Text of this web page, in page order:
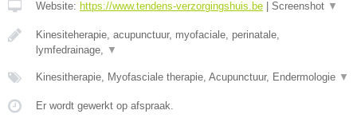
Website: https://www.tendens-verzorgingshuis.be | Screenshot ▼
Kinesiteherapie, acupunctuur, myofaciale, perinatale,
lymfedrainage,
▼
Kinesitherapie, Myofasciale therapie, Acupunctuur, Endermologie ▼
Er wordt gewerkt op afspraak.